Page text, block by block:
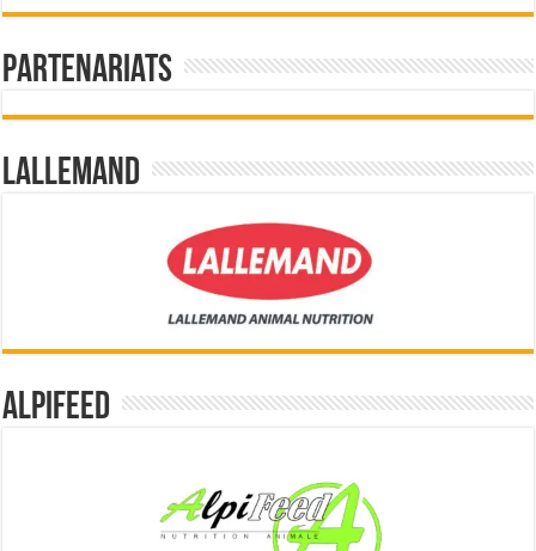
Partenariats
Lallemand
Alpifeed